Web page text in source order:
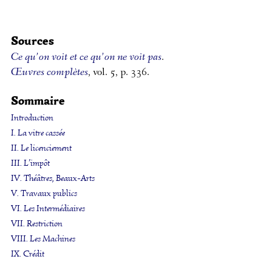
Sources
Ce qu’on voit et ce qu’on ne voit pas.
Œuvres complètes, vol. 5, p. 336.
Sommaire
Introduction
I. La vitre cassée
II. Le licenciement
III. L’impôt
IV. Théâtres, Beaux-Arts
V. Travaux publics
VI. Les Intermédiaires
VII. Restriction
VIII. Les Machines
IX. Crédit